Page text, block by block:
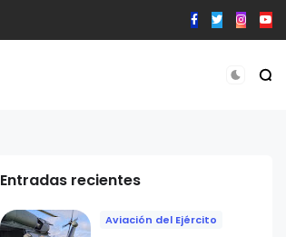
Entradas recientes
Aviación del Ejército